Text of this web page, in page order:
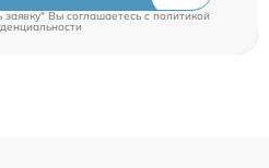
Вы соглашаетесь c политикой